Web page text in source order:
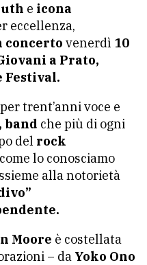
e icona
eccellenza,
concerto venerdì 10
a Prato,
Festival.
trent’anni voce e
band che più di ogni
del rock
come lo conosciamo
alla notorietà
Moore è costellata
– da Yoko Ono